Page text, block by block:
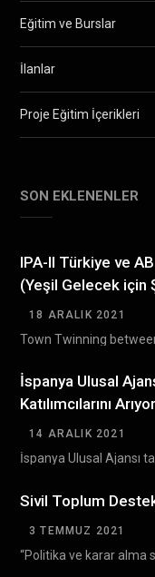
Eğitim ve Burslar
İlanlar
Proje Eğitim İçerikleri
SON EKLENENLER
IPA-II Türkiye ve
(Yeşil Gelecek için
18 ARALIK 2021
İspanya Ulusal
Katılımcılarını Arıyor
14 ARALIK 2021
Sivil Toplum
3 TEMMUZ 2021